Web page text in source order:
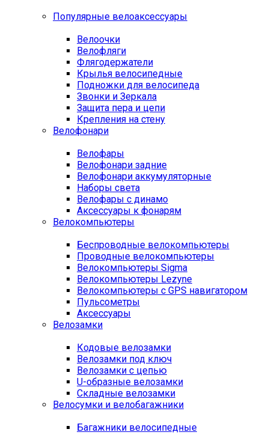
Популярные велоаксессуары
Велоочки
Велофляги
Флягодержатели
Крылья велосипедные
Подножки для велосипеда
Звонки и Зеркала
Защита пера и цепи
Крепления на стену
Велофонари
Велофары
Велофонари задние
Велофонари аккумуляторные
Наборы света
Велофары с динамо
Аксессуары к фонарям
Велокомпьютеры
Беспроводные велокомпьютеры
Проводные велокомпьютеры
Велокомпьютеры Sigma
Велокомпьютеры Lezyne
Велокомпьютеры с GPS навигатором
Пульсометры
Аксессуары
Велозамки
Кодовые велозамки
Велозамки под ключ
Велозамки с цепью
U-образные велозамки
Складные велозамки
Велосумки и велобагажники
Багажники велосипедные